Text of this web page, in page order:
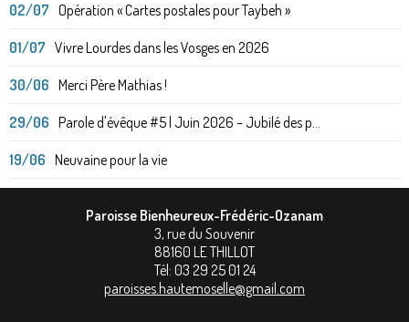
02/07 Opération « Cartes postales pour Taybeh »
01/07 Vivre Lourdes dans les Vosges en 2026
30/06 Merci Père Mathias !
29/06 Parole d'évêque #5 | Juin 2026 – Jubilé des p...
19/06 Neuvaine pour la vie
Paroisse Bienheureux-Frédéric-Ozanam
3, rue du Souvenir
88160 LE THILLOT
Tél: 03 29 25 01 24
paroisses.hautemoselle@gmail.com